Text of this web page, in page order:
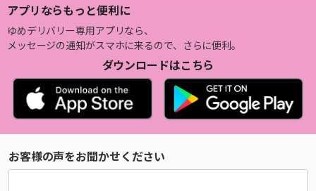
アプリならもっと便利に
ゆめデリバリー専用アプリなら、
メッセージの通知がスマホに来るので、さらに便利。
ダウンロードはこちら
お客様の声をお聞かせください